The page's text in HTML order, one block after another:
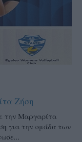
Ζήση
την Μαργαρίτα
για την ομάδα των